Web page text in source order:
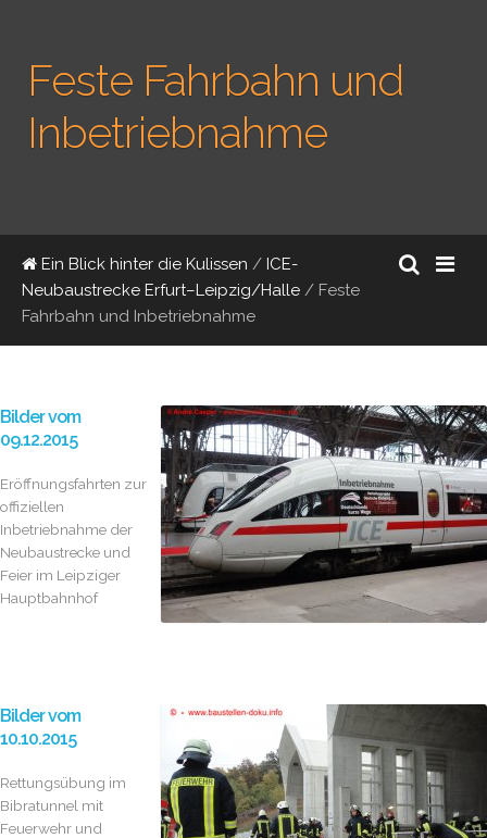
Feste Fahrbahn und
Inbetriebnahme
Ein Blick hinter die Kulissen / ICE-
Neubaustrecke Erfurt–Leipzig/Halle / Feste
Fahrbahn und Inbetriebnahme
Bilder vom
09.12.2015
Eröffnungsfahrten zur
offiziellen
Inbetriebnahme der
Neubaustrecke und
Feier im Leipziger
Hauptbahnhof
Bilder vom
10.10.2015
Rettungsübung im
Bibratunnel mit
Feuerwehr und